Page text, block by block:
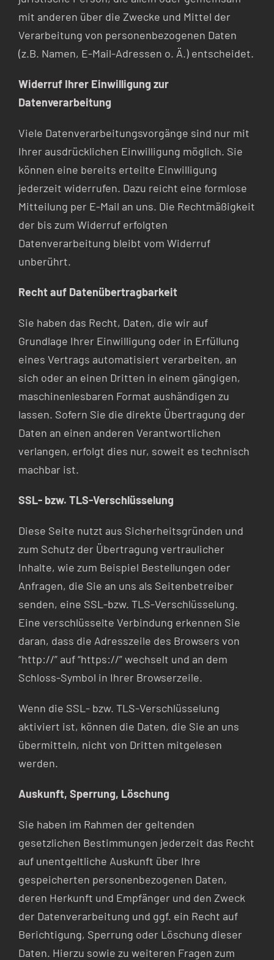
mit anderen über die Zwecke und Mittel der
Verarbeitung von personenbezogenen Daten
(z.B. Namen, E-Mail-Adressen o. Ä.) entscheidet.
Widerruf Ihrer Einwilligung zur
Datenverarbeitung
Viele Datenverarbeitungsvorgänge sind nur mit
Ihrer ausdrücklichen Einwilligung möglich. Sie
können eine bereits erteilte Einwilligung
jederzeit widerrufen. Dazu reicht eine formlose
Mitteilung per E-Mail an uns. Die Rechtmäßigkeit
der bis zum Widerruf erfolgten
Datenverarbeitung bleibt vom Widerruf
unberührt.
Recht auf Datenübertragbarkeit
Sie haben das Recht, Daten, die wir auf
Grundlage Ihrer Einwilligung oder in Erfüllung
eines Vertrags automatisiert verarbeiten, an
sich oder an einen Dritten in einem gängigen,
maschinenlesbaren Format aushändigen zu
lassen. Sofern Sie die direkte Übertragung der
Daten an einen anderen Verantwortlichen
verlangen, erfolgt dies nur, soweit es technisch
machbar ist.
SSL- bzw. TLS-Verschlüsselung
Diese Seite nutzt aus Sicherheitsgründen und
zum Schutz der Übertragung vertraulicher
Inhalte, wie zum Beispiel Bestellungen oder
Anfragen, die Sie an uns als Seitenbetreiber
senden, eine SSL-bzw. TLS-Verschlüsselung.
Eine verschlüsselte Verbindung erkennen Sie
daran, dass die Adresszeile des Browsers von
“http://” auf “https://” wechselt und an dem
Schloss-Symbol in Ihrer Browserzeile.
Wenn die SSL- bzw. TLS-Verschlüsselung
aktiviert ist, können die Daten, die Sie an uns
übermitteln, nicht von Dritten mitgelesen
werden.
Auskunft, Sperrung, Löschung
Sie haben im Rahmen der geltenden
gesetzlichen Bestimmungen jederzeit das Recht
auf unentgeltliche Auskunft über Ihre
gespeicherten personenbezogenen Daten,
deren Herkunft und Empfänger und den Zweck
der Datenverarbeitung und ggf. ein Recht auf
Berichtigung, Sperrung oder Löschung dieser
Daten. Hierzu sowie zu weiteren Fragen zum